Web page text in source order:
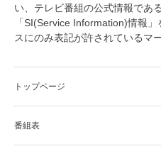
い、テレビ番組の公式情報である
「SI(Service Information)情報
スにのみ表記が許されているマ
トップページ
番組表